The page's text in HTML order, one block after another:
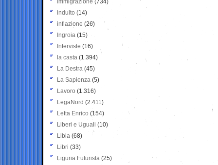
Immigrazione (734)
indulto (14)
inflazione (26)
Ingroia (15)
Interviste (16)
la casta (1.394)
La Destra (45)
La Sapienza (5)
Lavoro (1.316)
LegaNord (2.411)
Letta Enrico (154)
Liberi e Uguali (10)
Libia (68)
Libri (33)
Liguria Futurista (25)